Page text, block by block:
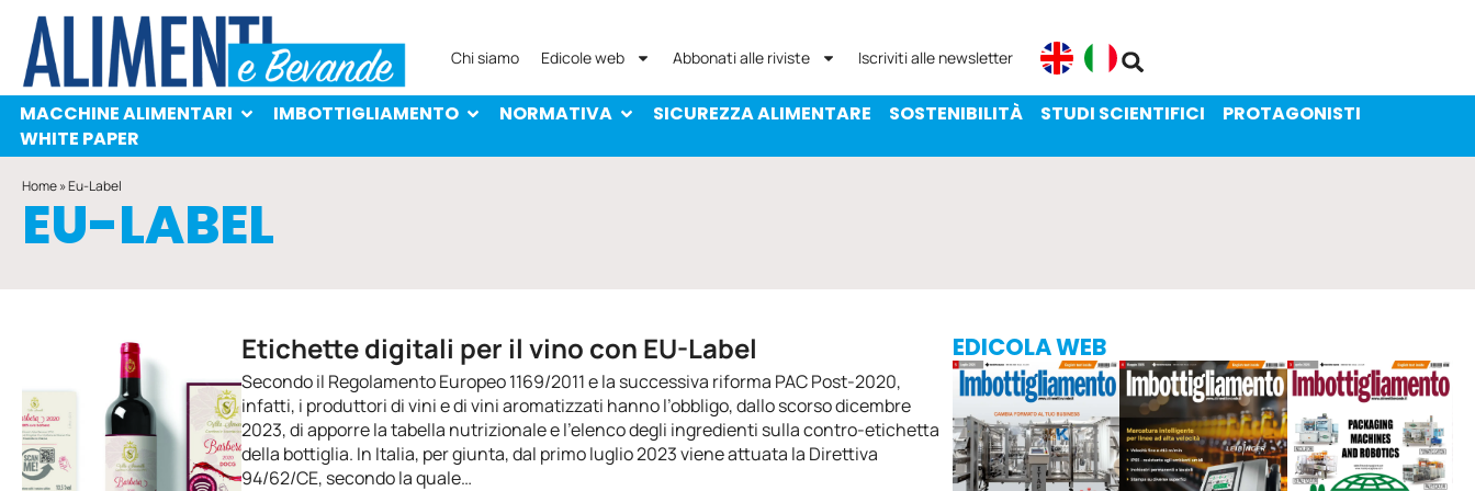
MACCHINE ALIMENTARI
PROTAGONISTI
WHITE PAPER
Chi siamo Edicole web Abbonati alle riviste Iscriviti alle newsletter
MACCHINE ALIMENTARI IMBOTTIGLIAMENTO NORMATIVA SICUREZZA ALIMENTARE SOSTENIBILITÀ STUDI SCIENTIFICI
PROTAGONISTI
WHITE PAPER
Home»Eu-Label
EU-LABEL
Etichette digitali per il vino con EU-Label
Secondo il Regolamento Europeo 1169/2011 e la successiva riforma PAC Post-2020,
infatti, i produttori di vini e di vini aromatizzati hanno l’obbligo, dallo scorso dicembre
2023, di apporre la tabella nutrizionale e l’elenco degli ingredienti sulla contro-etichetta
della bottiglia. In Italia, per giunta, dal primo luglio 2023 viene attuata la Direttiva
94/62/CE, secondo la quale…
EDICOLA WEB